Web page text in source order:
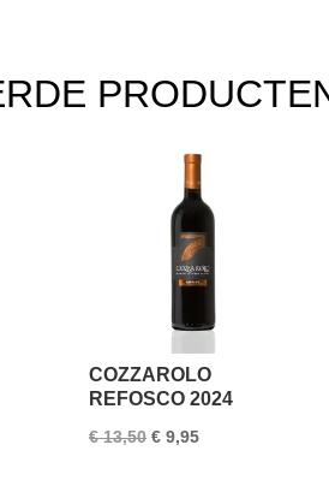
COZZAROLO
REFOSCO 2024
€13,50 Oorspronkelijke
€ 9,95Huidige